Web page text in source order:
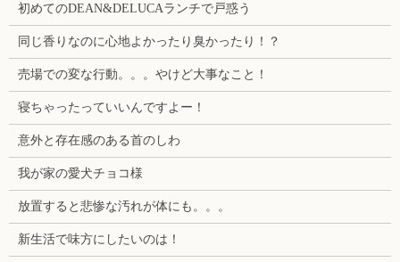
初めてのDEAN&DELUCAランチで戸惑う
同じ香りなのに心地よかったり臭かったり！？
売場での変な行動。。。やけど大事なこと！
寝ちゃったっていいんですよー！
意外と存在感のある首のしわ
我が家の愛犬チョコ様
放置すると悲惨な汚れが体にも。。。
新生活で味方にしたいのは！